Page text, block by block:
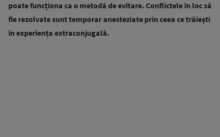
poate funcționa ca o metodă de evitare. Conflictele în loc să
fie rezolvate sunt temporar anesteziate prin ceea ce trăiești
în experiența extraconjugală.